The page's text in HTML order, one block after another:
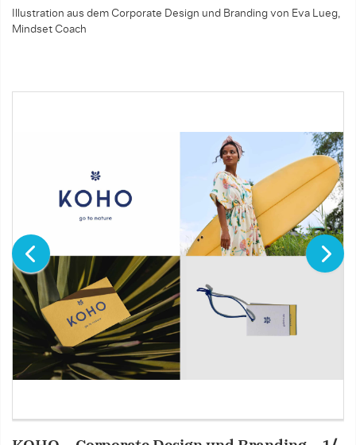
Illustration aus dem Corporate Design und Branding von Eva Lueg,
Mindset Coach